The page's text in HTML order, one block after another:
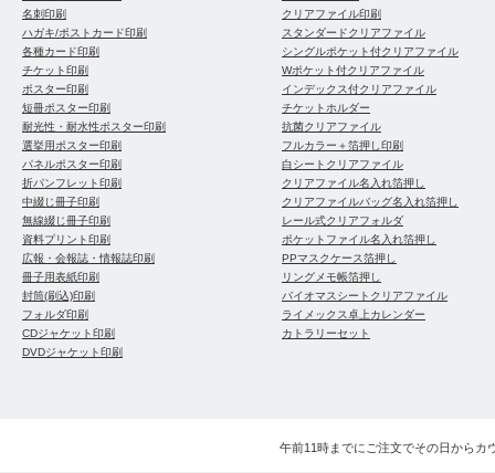
名刺印刷
ハガキ/ポストカード印刷
各種カード印刷
チケット印刷
ポスター印刷
短冊ポスター印刷
耐光性・耐水性ポスター印刷
選挙用ポスター印刷
パネルポスター印刷
折パンフレット印刷
中綴じ冊子印刷
無線綴じ冊子印刷
資料プリント印刷
広報・会報誌・情報誌印刷
冊子用表紙印刷
封筒(刷込)印刷
フォルダ印刷
CDジャケット印刷
DVDジャケット印刷
クリアファイル印刷
スタンダードクリアファイル
シングルポケット付クリアファイル
Wポケット付クリアファイル
インデックス付クリアファイル
チケットホルダー
抗菌クリアファイル
フルカラー＋箔押し印刷
白シートクリアファイル
クリアファイル名入れ箔押し
クリアファイルバッグ名入れ箔押し
レール式クリアフォルダ
ポケットファイル名入れ箔押し
PPマスクケース箔押し
リングメモ帳箔押し
バイオマスシートクリアファイル
ライメックス卓上カレンダー
カトラリーセット
午前11時までにご注文でその日からカ